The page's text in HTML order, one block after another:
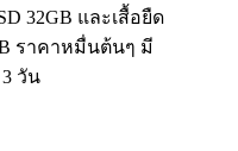
32GB และเสื้อยืด
ราคาหมื่นต้นๆ มี
วัน